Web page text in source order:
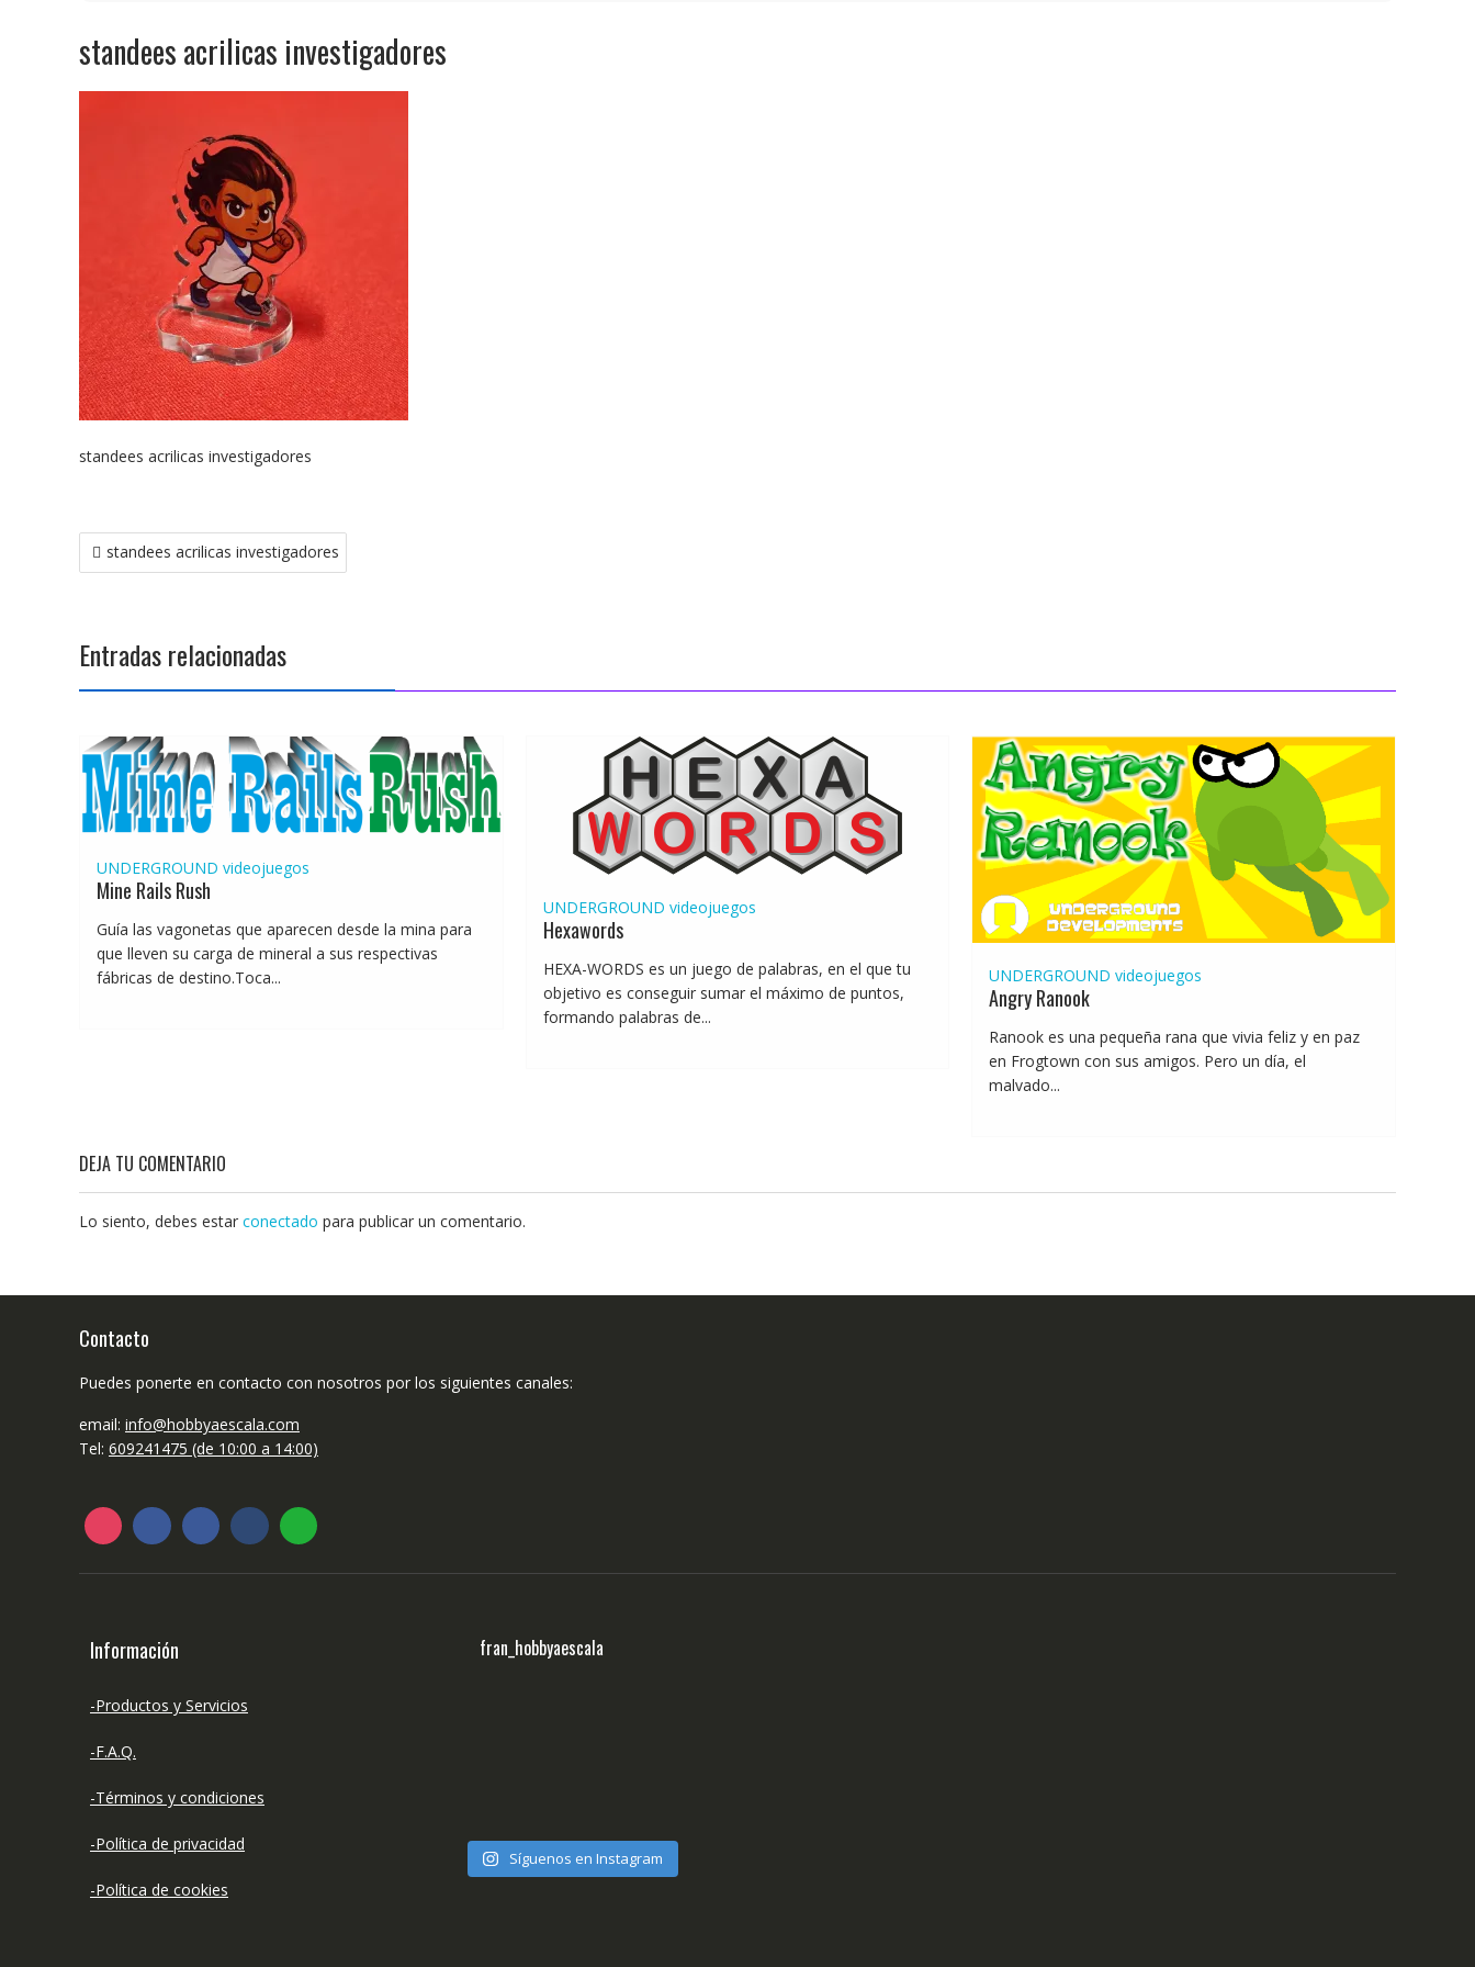
standees acrilicas investigadores
standees acrilicas investigadores
Navegación
de
standees acrilicas investigadores
Entradas relacionadas
UNDERGROUND videojuegos
Mine Rails Rush
Guía las vagonetas que aparecen desde la mina para
que lleven su carga de mineral a sus respectivas
fábricas de destino.Toca...
UNDERGROUND videojuegos
Hexawords
HEXA-WORDS es un juego de palabras, en el que tu
objetivo es conseguir sumar el máximo de puntos,
formando palabras de...
UNDERGROUND videojuegos
Angry Ranook
Ranook es una pequeña rana que vivia feliz y en paz
en Frogtown con sus amigos. Pero un día, el
malvado...
DEJA TU COMENTARIO
Lo siento, debes estar conectado para publicar un comentario.
Contacto
Puedes ponerte en contacto con nosotros por los siguientes canales:
email: info@hobbyaescala.com
Tel: 609241475 (de 10:00 a 14:00)
Información
-Productos y Servicios
-F.A.Q.
-Términos y condiciones
-Política de privacidad
-Política de cookies
fran_hobbyaescala
Síguenos en Instagram